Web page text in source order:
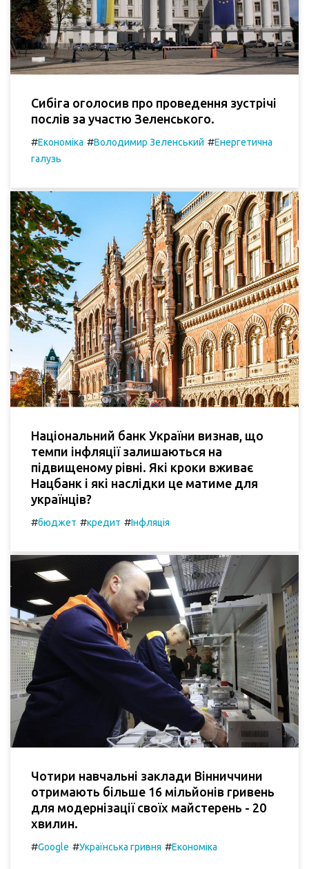
Сибіга оголосив про проведення зустрічі
послів за участю Зеленського.
#Економіка #Володимир Зеленський #Енергетична
галузь
Національний банк України визнав, що
темпи інфляції залишаються на
підвищеному рівні. Які кроки вживає
Нацбанк і які наслідки це матиме для
українців?
#бюджет #кредит #Інфляція
Чотири навчальні заклади Вінниччини
отримають більше 16 мільйонів гривень
для модернізації своїх майстерень - 20
хвилин.
#Google #Українська гривня #Економіка